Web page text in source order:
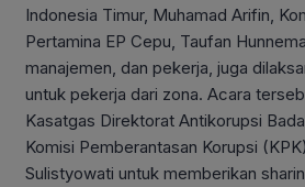
Indonesia Timur, Muhamad Arifin,
Pertamina EP Cepu, Taufan
manajemen, dan pekerja, juga
untuk pekerja dari zona. Acara
Kasatgas Direktorat Antikorupsi
Komisi Pemberantasan Korupsi
Sulistyowati untuk memberikan